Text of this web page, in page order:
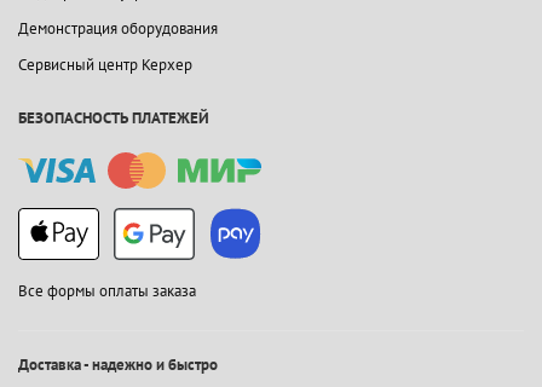
Демонстрация оборудования
Сервисный центр Керхер
БЕЗОПАСНОСТЬ ПЛАТЕЖЕЙ
Все формы оплаты заказа
Доставка - надежно и быстро